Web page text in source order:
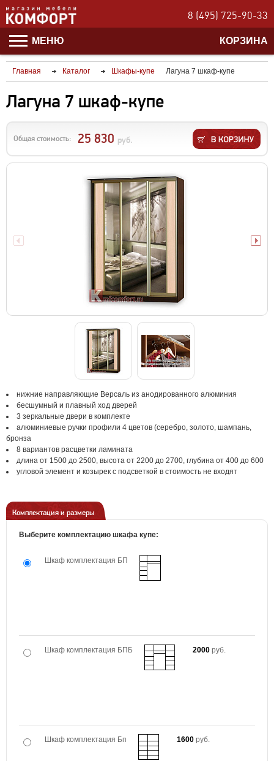
8 (495) 725-90-33
МЕНЮ КОРЗИНА
Главная Каталог Шкафы-купе Лагуна 7 шкаф-купе
Лагуна 7 шкаф-купе
Общая стоимость: 25 830 руб.
нижние направляющие Версаль из анодированного алюминия
бесшумный и плавный ход дверей
3 зеркальные двери в комплекте
алюминиевые ручки профили 4 цветов (серебро, золото, шампань,
бронза
8 вариантов расцветки ламината
длина от 1500 до 2500, высота от 2200 до 2700, глубина от 400 до 600
угловой элемент и козырек с подсветкой в стоимость не входят
Комплектация и размеры
Выберите комплектацию шкафа купе:
Шкаф комплектация БП
Шкаф комплектация БПБ 2000 руб.
Шкаф комплектация Бп 1600 руб.